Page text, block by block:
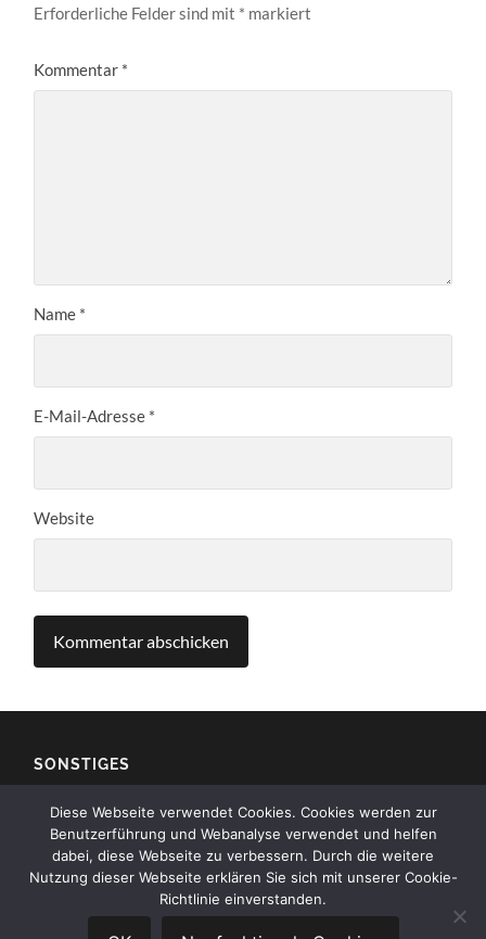
Erforderliche Felder sind mit * markiert
Kommentar *
Name *
E-Mail-Adresse *
Website
SONSTIGES
Impressum
Kontakt
Diese Webseite verwendet Cookies. Cookies werden zur
Benutzerführung und Webanalyse verwendet und helfen
dabei, diese Webseite zu verbessern. Durch die weitere
Nutzung dieser Webseite erklären Sie sich mit unserer Cookie-
Richtlinie einverstanden.